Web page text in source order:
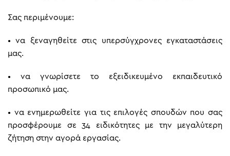
Σας περιμένουμε:
• να ξεναγηθείτε στις υπερσύγχρονες εγκαταστάσεις
μας.
• να γνωρίσετε το εξειδικευμένο εκπαιδευτικό
προσωπικό μας.
• να ενημερωθείτε για τις επιλογές σπουδών που σας
προσφέρουμε σε 34 ειδικότητες με την μεγαλύτερη
ζήτηση στην αγορά εργασίας.